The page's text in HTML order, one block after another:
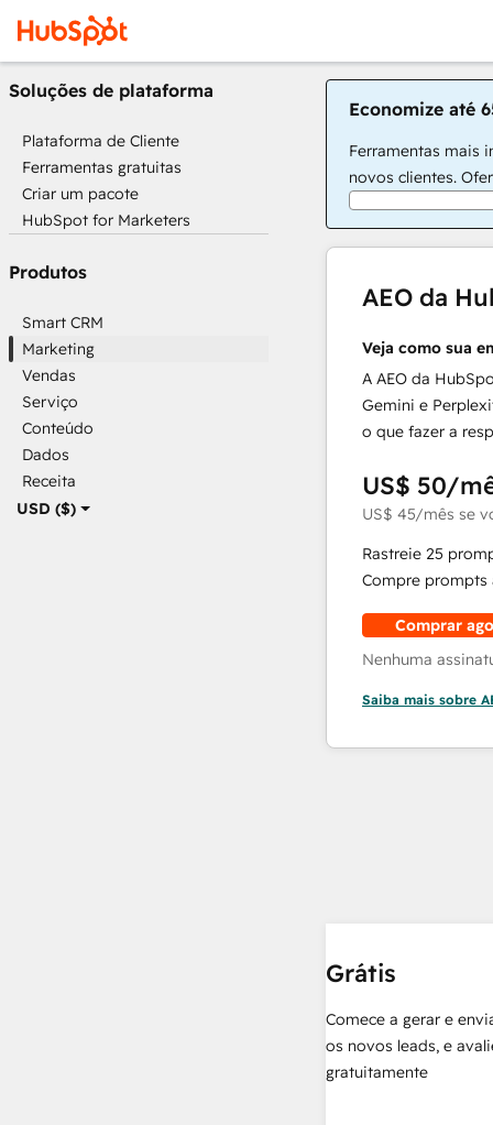
USD ($)
Soluções de plataforma
Plataforma de Cliente
Ferramentas gratuitas
Criar um pacote
HubSpot for Marketers
Produtos
Smart CRM
Marketing
Vendas
Serviço
Conteúdo
Dados
Receita
Economize até
Ferramentas mais
novos clientes.
AEO da
Veja como sua
A AEO da
Gemini e
o que fazer a
US$ 50/
US$ 45/mês se
Rastreie 25
Compre prompts
Comprar
Nenhuma
Saiba mais sobre
Grátis
Comece a gerar e
os novos leads, e
gratuitamente